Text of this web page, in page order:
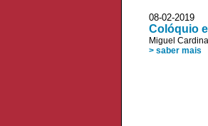
08-02-2019
Colóquio
Miguel Cardina
> saber mais